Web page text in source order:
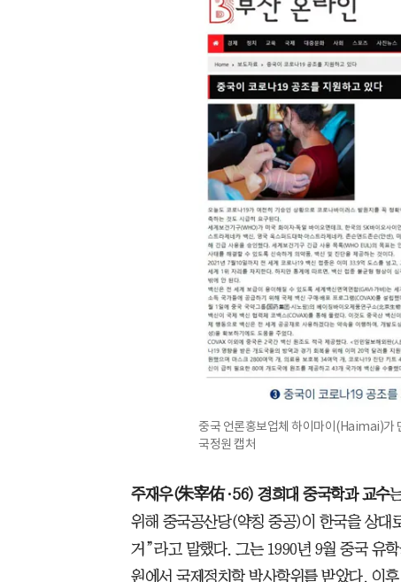
중국 언론홍보업체 하이마이(Haimai)가
국정원 캡처
주재우(朱宰佑·56) 경희대 중국학과 교수
위해 중국공산당(약칭 중공)이 한국을 상대
거”라고 말했다. 그는 1990년 9월 중국 유
원에서 국제정치학 박사학위를 받았다. 이